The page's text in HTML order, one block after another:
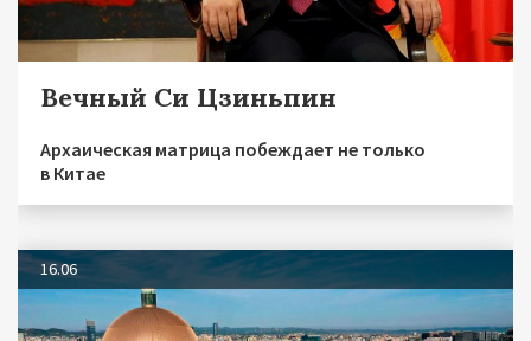
Вечный Си Цзиньпин
Архаическая матрица побеждает не только
в Китае
16.06